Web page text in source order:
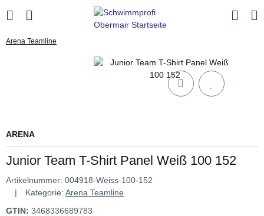
Arena Teamline
ARENA
Junior Team T-Shirt Panel Weiß 100 152
Artikelnummer: 004918-Weiss-100-152
Kategorie: Arena Teamline
GTIN: 3468336689783